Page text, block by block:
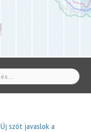
Új szót javaslok a